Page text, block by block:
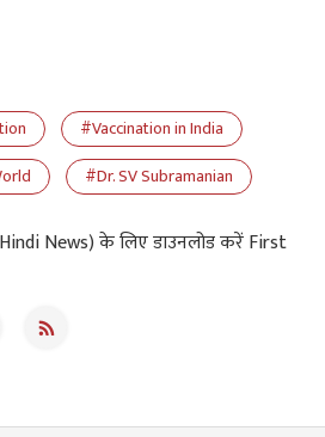
#Vaccination in India
#Dr. SV Subramanian
News) के लिए डाउनलोड करें First